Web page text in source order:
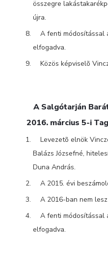
összegre
újra.
A fenti módosítással
elfogadva.
Közös képviselõ
A Salgótarján
2016. március 5-i
Levezetõ elnök
Balázs Józsefné,
Duna András.
A 2015. évi
A 2016-ban nem
A fenti módosítással
elfogadva.